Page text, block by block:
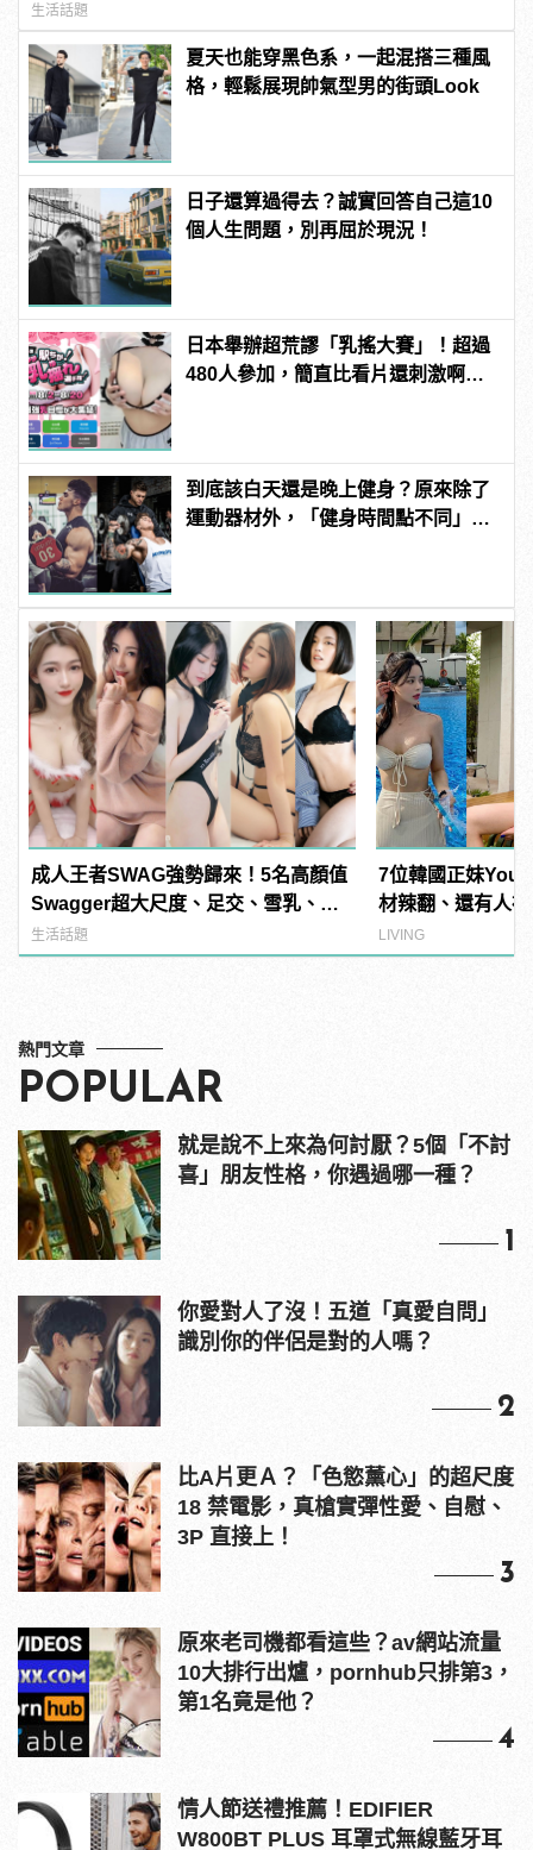
生活話題
夏天也能穿黑色系，一起混搭三種風
格，輕鬆展現帥氣型男的街頭Look
日子還算過得去？誠實回答自己這10
個人生問題，別再屈於現況！
日本舉辦超荒謬「乳搖大賽」！超過
480人參加，簡直比看片還刺激啊！ |
到底該白天還是晚上健身？原來除了
運動器材外，「健身時間點不同」效
成人王者SWAG強勢歸來！5名高顏值
Swagger超大尺度、足交、雪乳、粉
紅海鮮通通有，親自教你人與人的連
結！ | manfashion這樣變型男
生活話題
7位韓國正妹
材辣翻、還有人
LIVING
熱門文章
POPULAR
就是說不上來為何討厭？5個「不討
喜」朋友性格，你遇過哪一種？
1
你愛對人了沒！五道「真愛自問」
識別你的伴侶是對的人嗎？
2
比A片更Ａ？「色慾薰心」的超尺度
18 禁電影，真槍實彈性愛、自慰、
3P 直接上！
3
原來老司機都看這些？av網站流量
10大排行出爐，pornhub只排第3，
第1名竟是他？
4
情人節送禮推薦！EDIFIER
W800BT PLUS 耳罩式無線藍牙耳